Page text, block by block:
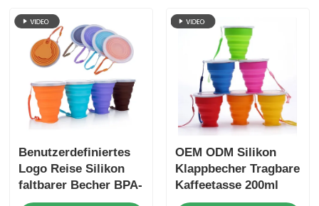
Benutzerdefiniertes
Logo Reise Silikon
faltbarer Becher BPA-
frei
OEM ODM Silikon
Klappbecher Tragbare
Kaffeetasse 200ml